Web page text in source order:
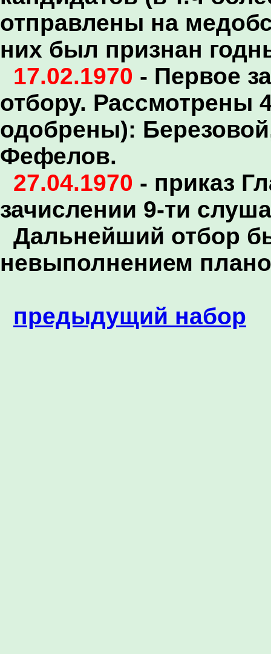
отправлены на
них был признан
17.02.1970 - Первое
отбору. Рассмотрены
одобрены):
Фефелов.
27.04.1970 - приказ
зачислении 9-ти
Дальнейший отбор
невыполнением
предыдущий набор